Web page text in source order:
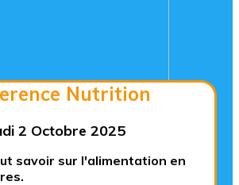
Nutrition
2 Octobre 2025
savoir sur l'alimentation en